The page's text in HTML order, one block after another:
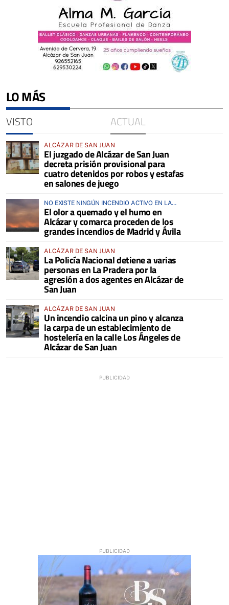
LO MÁS
VISTO ACTUAL
ALCÁZAR DE SAN JUAN
El juzgado de Alcázar de San Juan
decreta prisión provisional para
cuatro detenidos por robos y estafas
en salones de juego
NO EXISTE NINGÚN INCENDIO ACTIVO EN LA
COMARCA
El olor a quemado y el humo en
Alcázar y comarca proceden de los
grandes incendios de Madrid y Ávila
ALCÁZAR DE SAN JUAN
La Policía Nacional detiene a varias
personas en La Pradera por la
agresión a dos agentes en Alcázar de
San Juan
ALCÁZAR DE SAN JUAN
Un incendio calcina un pino y alcanza
la carpa de un establecimiento de
hostelería en la calle Los Ángeles de
Alcázar de San Juan